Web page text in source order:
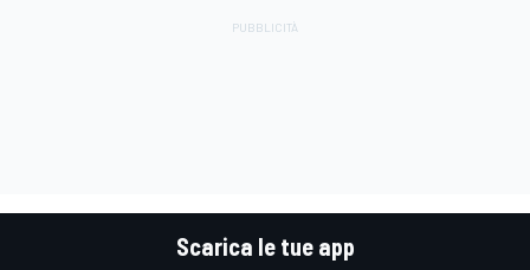
Scarica le tue app